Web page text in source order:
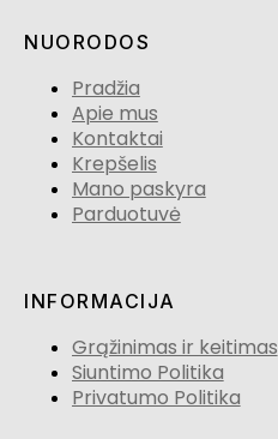
NUORODOS
Pradžia
Apie mus
Kontaktai
Krepšelis
Mano paskyra
Parduotuvė
INFORMACIJA
Grąžinimas ir keitimas
Siuntimo Politika
Privatumo Politika